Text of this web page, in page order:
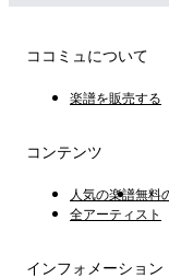
ココミュについて
楽譜を販売する
コンテンツ
人気の楽譜無料
全アーティスト
インフォメーション